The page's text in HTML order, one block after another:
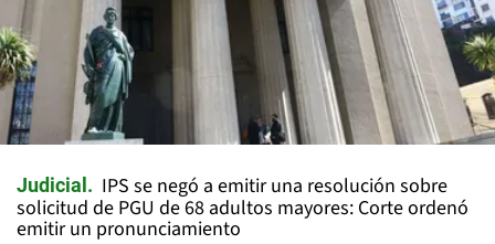
Judicial
IPS se negó a emitir una resolución sobre
solicitud de PGU de 68 adultos mayores: Corte ordenó
emitir un pronunciamiento